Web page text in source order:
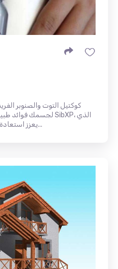
يعزز استعادة الخلايا، مكملاً بقوة ستة حبا...